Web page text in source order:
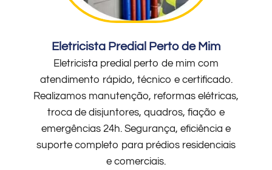
Eletricista Predial Perto de Mim
Eletricista predial perto de mim com
atendimento rápido, técnico e certificado.
Realizamos manutenção, reformas elétricas,
troca de disjuntores, quadros, fiação e
emergências 24h. Segurança, eficiência e
suporte completo para prédios residenciais
e comerciais.